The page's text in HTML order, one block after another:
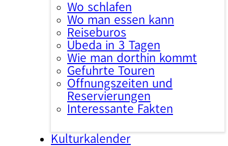
Wo schlafen
Wo man essen kann
Reisebüros
Úbeda in 3 Tagen
Wie man dorthin kommt
Geführte Touren
Öffnungszeiten und
Reservierungen
Interessante Fakten
Kulturkalender